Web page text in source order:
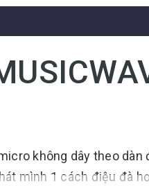
không dây theo
mình 1 cách điệu đà